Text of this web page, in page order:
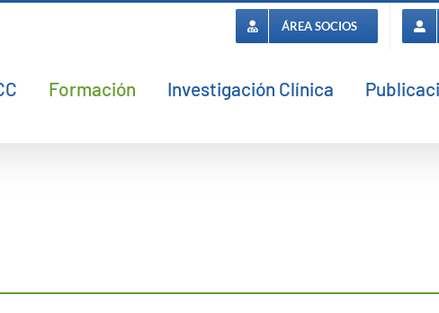
ÁREA SOCIOS
Formación Investigación Clínica